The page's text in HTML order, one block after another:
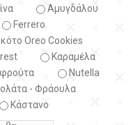
Αμυγδάλου
Ferrero
Oreo Cookies
Kαραμέλα
Nutella
- Φράουλα
Κάστανο